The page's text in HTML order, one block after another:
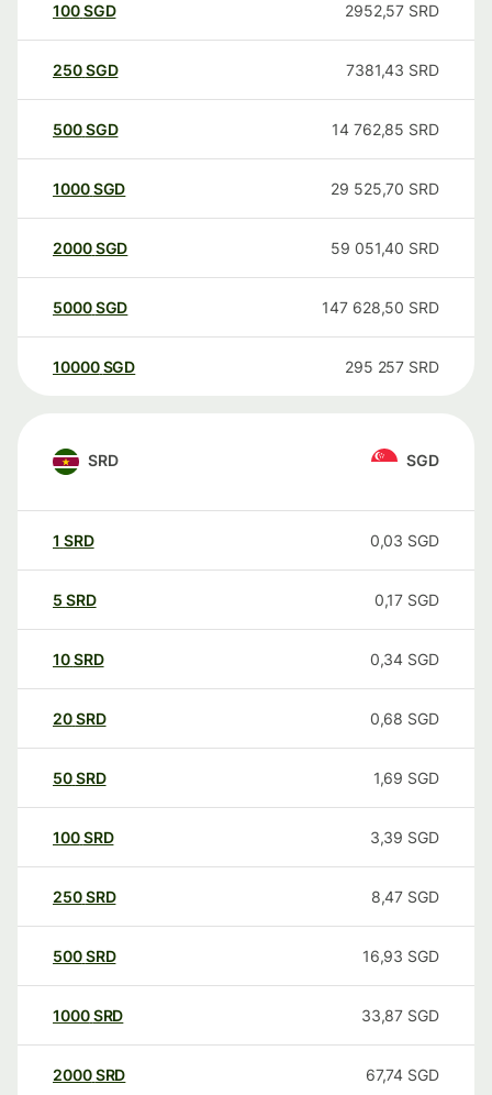
100SGD 2952,57 SRD
250SGD 7381,43 SRD
500SGD 14 762,85 SRD
1000SGD 29 525,70 SRD
2000SGD 59 051,40 SRD
5000SGD 147 628,50 SRD
10000 SGD 295 257 SRD
SRD SGD
1 SRD 0,03 SGD
5 SRD 0,17 SGD
10SRD 0,34 SGD
20SRD 0,68 SGD
50SRD 1,69 SGD
100SRD 3,39 SGD
250SRD 8,47 SGD
500SRD 16,93 SGD
1000SRD 33,87 SGD
2000SRD 67,74 SGD